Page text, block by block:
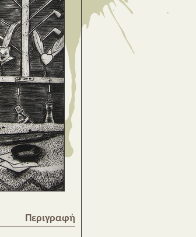
Περιγραφή